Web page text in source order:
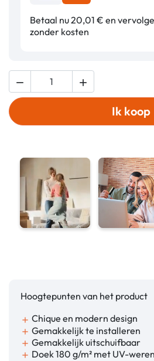
Betaal nu 20,01 € en
zonder kosten
 
Ik koop
Hoogtepunten van het product
add Chique en modern design
add Gemakkelijk te installeren
add Gemakkelijk uitschuifbaar
add Doek 180 g/m² met UV-